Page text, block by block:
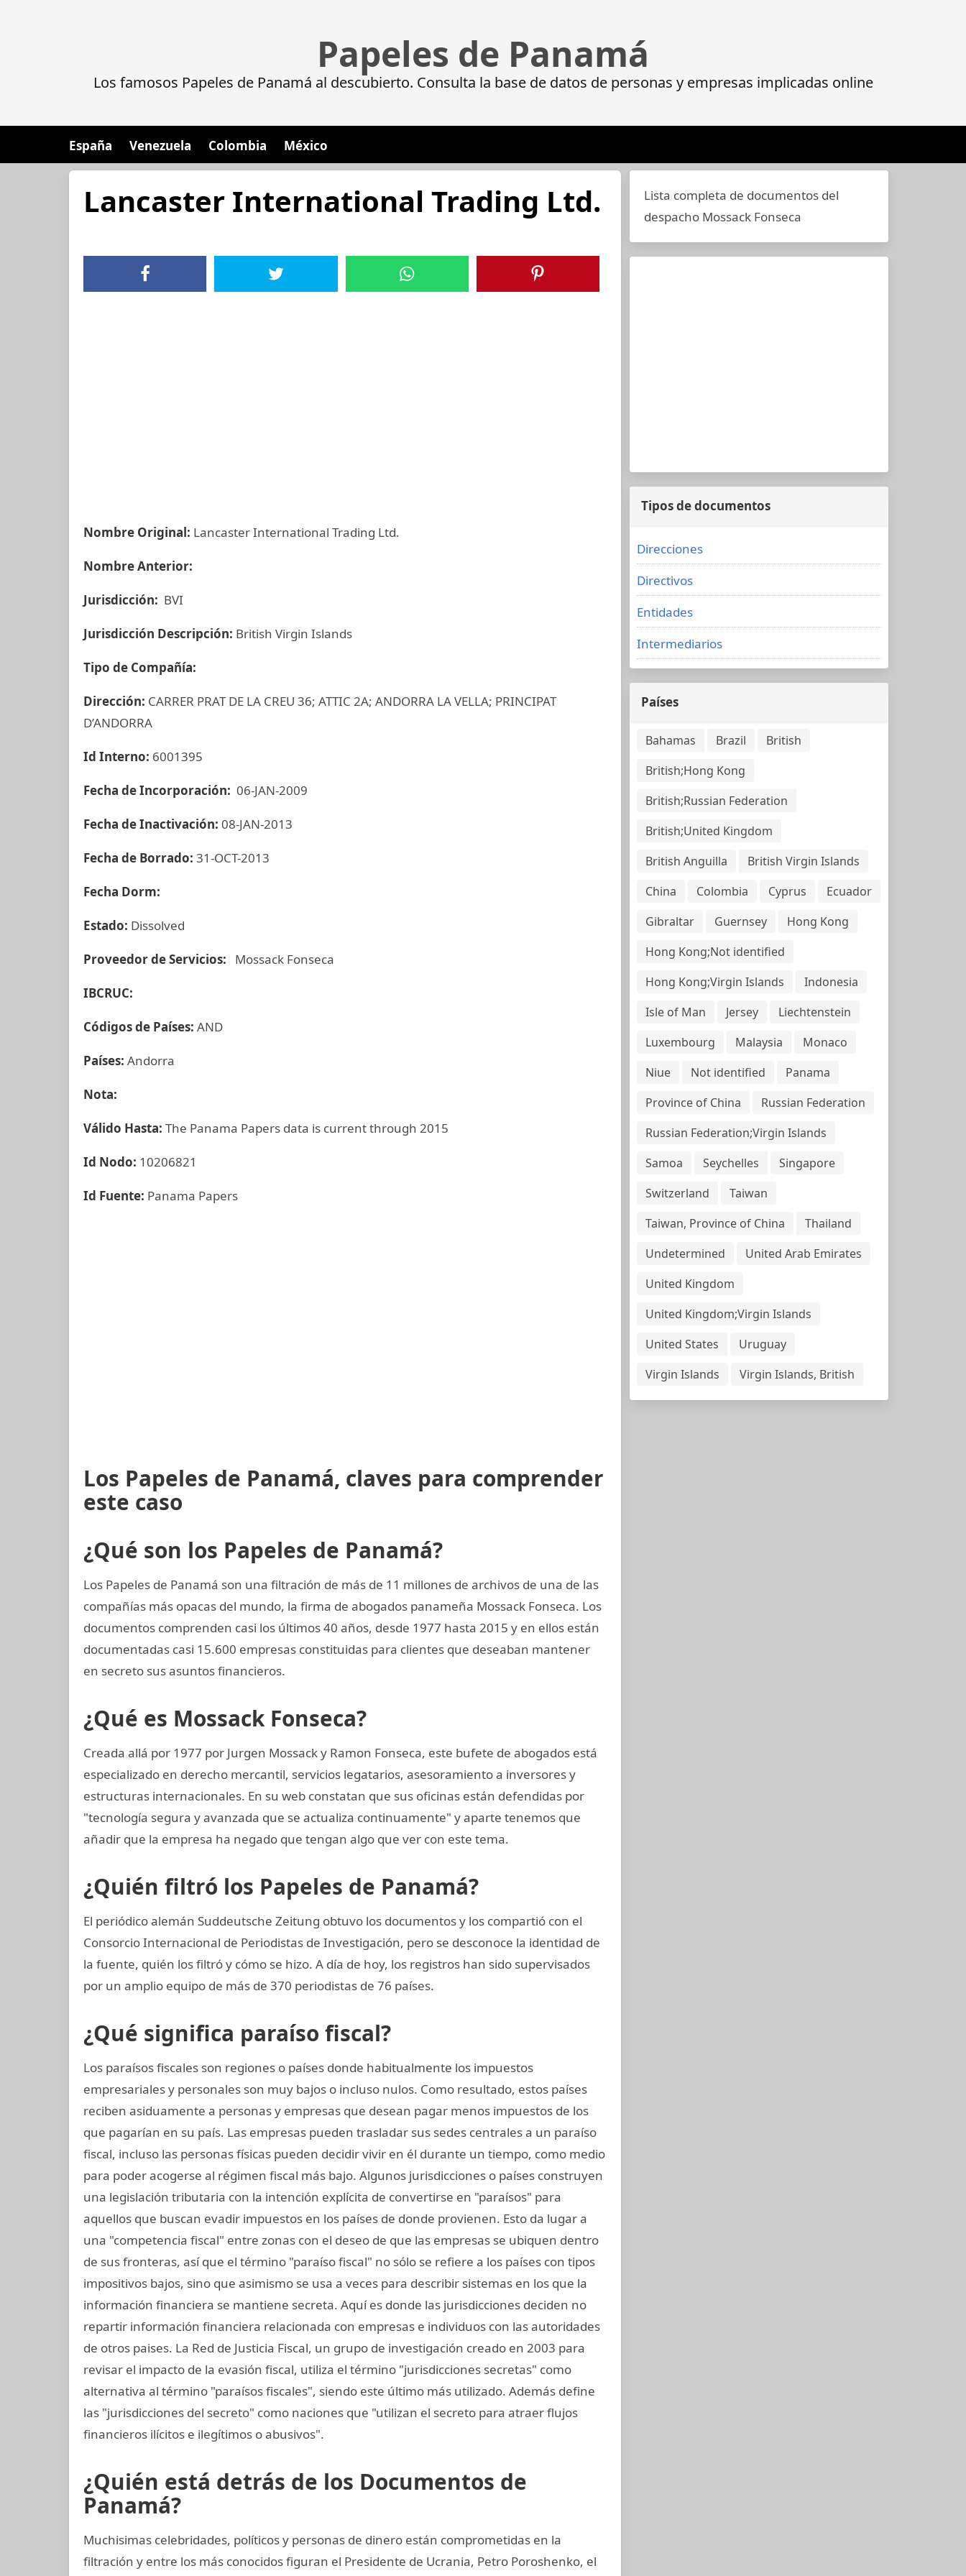
Papeles de Panamá
Los famosos Papeles de Panamá al descubierto. Consulta la base de datos de personas y empresas implicadas online
España Venezuela Colombia México
Lancaster International Trading Ltd.
Nombre Original: Lancaster International Trading Ltd.
Nombre Anterior:
Jurisdicción: BVI
Jurisdicción Descripción: British Virgin Islands
Tipo de Compañía:
Dirección: CARRER PRAT DE LA CREU 36; ATTIC 2A; ANDORRA LA VELLA; PRINCIPAT
D’ANDORRA
Id Interno: 6001395
Fecha de Incorporación: 06-JAN-2009
Fecha de Inactivación: 08-JAN-2013
Fecha de Borrado: 31-OCT-2013
Fecha Dorm:
Estado: Dissolved
Proveedor de Servicios: Mossack Fonseca
IBCRUC:
Códigos de Países: AND
Países: Andorra
Nota:
Válido Hasta: The Panama Papers data is current through 2015
Id Nodo: 10206821
Id Fuente: Panama Papers
Los Papeles de Panamá, claves para comprender
este caso
¿Qué son los Papeles de Panamá?
Los Papeles de Panamá son una filtración de más de 11 millones de archivos de una de las
compañías más opacas del mundo, la firma de abogados panameña Mossack Fonseca. Los
documentos comprenden casi los últimos 40 años, desde 1977 hasta 2015 y en ellos están
documentadas casi 15.600 empresas constituidas para clientes que deseaban mantener
en secreto sus asuntos financieros.
¿Qué es Mossack Fonseca?
Creada allá por 1977 por Jurgen Mossack y Ramon Fonseca, este bufete de abogados está
especializado en derecho mercantil, servicios legatarios, asesoramiento a inversores y
estructuras internacionales. En su web constatan que sus oficinas están defendidas por
"tecnología segura y avanzada que se actualiza continuamente" y aparte tenemos que
añadir que la empresa ha negado que tengan algo que ver con este tema.
¿Quién filtró los Papeles de Panamá?
El periódico alemán Suddeutsche Zeitung obtuvo los documentos y los compartió con el
Consorcio Internacional de Periodistas de Investigación, pero se desconoce la identidad de
la fuente, quién los filtró y cómo se hizo. A día de hoy, los registros han sido supervisados
por un amplio equipo de más de 370 periodistas de 76 países.
¿Qué significa paraíso fiscal?
Los paraísos fiscales son regiones o países donde habitualmente los impuestos
empresariales y personales son muy bajos o incluso nulos. Como resultado, estos países
reciben asiduamente a personas y empresas que desean pagar menos impuestos de los
que pagarían en su país. Las empresas pueden trasladar sus sedes centrales a un paraíso
fiscal, incluso las personas físicas pueden decidir vivir en él durante un tiempo, como medio
para poder acogerse al régimen fiscal más bajo. Algunos jurisdicciones o países construyen
una legislación tributaria con la intención explícita de convertirse en "paraísos" para
aquellos que buscan evadir impuestos en los países de donde provienen. Esto da lugar a
una "competencia fiscal" entre zonas con el deseo de que las empresas se ubiquen dentro
de sus fronteras, así que el término "paraíso fiscal" no sólo se refiere a los países con tipos
impositivos bajos, sino que asimismo se usa a veces para describir sistemas en los que la
información financiera se mantiene secreta. Aquí es donde las jurisdicciones deciden no
repartir información financiera relacionada con empresas e individuos con las autoridades
de otros paises. La Red de Justicia Fiscal, un grupo de investigación creado en 2003 para
revisar el impacto de la evasión fiscal, utiliza el término "jurisdicciones secretas" como
alternativa al término "paraísos fiscales", siendo este último más utilizado. Además define
las "jurisdicciones del secreto" como naciones que "utilizan el secreto para atraer flujos
financieros ilícitos e ilegítimos o abusivos".
¿Quién está detrás de los Documentos de
Panamá?
Muchisimas celebridades, políticos y personas de dinero están comprometidas en la
filtración y entre los más conocidos figuran el Presidente de Ucrania, Petro Poroshenko, el
Lista completa de documentos del
despacho Mossack Fonseca
Tipos de documentos
Direcciones
Directivos
Entidades
Intermediarios
Países
Bahamas Brazil
British
British;Hong Kong
British;Russian Federation
British;United Kingdom
British Anguilla
British Virgin Islands
China
Colombia Cyprus
Ecuador
Gibraltar
Guernsey
Hong Kong
Hong Kong;Not identified
Hong Kong;Virgin Islands
Indonesia
Isle of Man
Jersey
Liechtenstein
Luxembourg
Malaysia
Monaco
Niue
Not identified
Panama
Province of China
Russian Federation
Russian Federation;Virgin Islands
Samoa
Seychelles
Singapore
Switzerland
Taiwan
Taiwan, Province of China
Thailand
Undetermined
United Arab Emirates
United Kingdom
United Kingdom;Virgin Islands
United States
Uruguay
Virgin Islands
Virgin Islands, British